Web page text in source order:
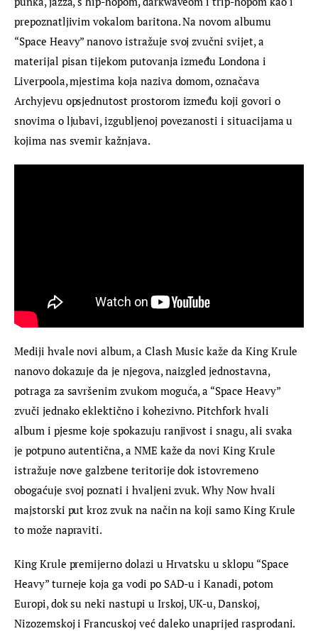
prepoznatljivim vokalom baritona. Na novom albumu
“Space Heavy” nanovo istražuje svoj zvučni svijet, a
materijal pisan tijekom putovanja između Londona i
Liverpoola, mjestima koja naziva domom, označava
Archyjevu opsjednutost prostorom između koji govori o
snovima o ljubavi, izgubljenoj povezanosti i situacijama u
kojima nas svemir kažnjava.
Mediji hvale novi album, a Clash Music kaže da King Krule
nanovo dokazuje da je njegova, naizgled jednostavna,
potraga za savršenim zvukom moguća, a “Space Heavy”
zvuči jednako eklektično i kohezivno. Pitchfork hvali
album i pjesme koje spokazuju ranjivost i snagu, ali svaka
je potpuno autentična, a NME kaže da novi King Krule
istražuje nove galzbene teritorije dok istovremeno
obogaćuje svoj poznati i hvaljeni zvuk. Why Now hvali
majstorski put kroz zvuk na način na koji samo King Krule
to može napraviti.
King Krule premijerno dolazi u Hrvatsku u sklopu “Space
Heavy” turneje koja ga vodi po SAD-u i Kanadi, potom
Europi, dok su neki nastupi u Irskoj, UK-u, Danskoj,
Nizozemskoj i Francuskoj već daleko unaprijed rasprodani.